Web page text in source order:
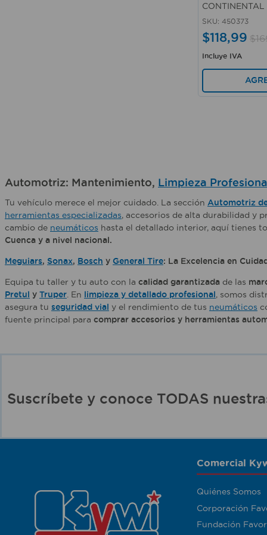
CONTINENTAL
SKU: 450373
$118,99 $
Incluye IVA
Automotriz: Mantenimiento, Limpieza
Tu vehículo merece el mejor cuidado. La sección Automotriz
herramientas especializadas, accesorios de alta durabilidad y
cambio de neumáticos hasta el detallado interior, aquí tienes
Cuenca y a nivel nacional.
Meguiars, Sonax, Bosch y General Tire: La Excelencia en
Equipa tu taller y tu auto con la calidad garantizada de las
Pretul y Truper . En limpieza y detallado profesional, somos
asegura tu seguridad vial y el rendimiento de tus neumáticos
fuente principal para comprar accesorios y herramientas
Suscríbete y conoce TODAS
Comercial
Quiénes Somos
Corporación
Fundación